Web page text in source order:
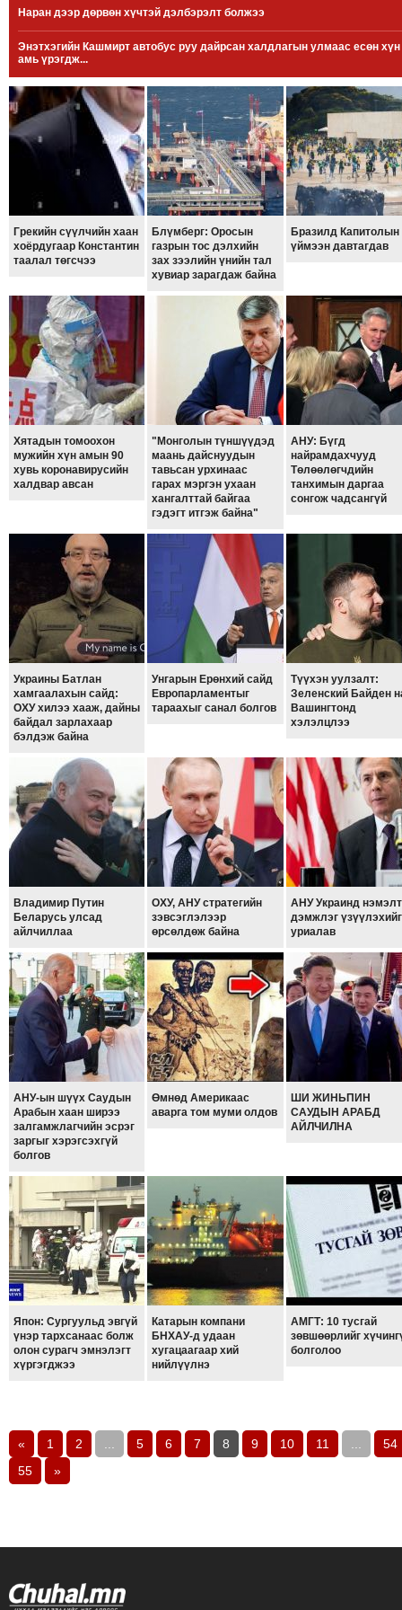
МЭДЭХҮЙ
ТЕХНОЛОГИ
ЭРДЭНЭТ
ҮЙЛДВЭРИЙН
ЭРГЭН
ТОЙРОНД
ЭРГЭН
ТОЙРОНД
"ОУВС"-
ЭРГЭН
ТОЙРОНД
"ЖИ
ТАЙМ"ЫН
ЭРГЭН
ТОЙРОНД
ГРАНАТ
ДЭЛБЭРСЭН
ОСЛЫН
ТОДОТГОЛЫН
ТОЙРОНД
ЕРӨНХИЙЛӨГЧИЙН
СОНГУУЛИЙН
ЭРГЭН
ТОЙРОНД
29
СУРГУУЛИЙН
ЭРГЭН
ТОЙРОНД
ЗӨРЧЛИЙН
ЭРГЭН
ТОЙРОНД
ЕРӨНХИЙЛӨГЧИЙН
СОНГУУЛЬ-2017
Наран дээр дөрвөн хүчтэй дэлбэрэлт болжээ
Энэтхэгийн Кашмирт автобус руу дайрсан халдлагын улмаас есөн хүн
амь үрэгдж...
Грекийн сүүлчийн хаан
хоёрдугаар Константин
таалал төгсчээ
Блүмберг: Оросын
газрын тос дэлхийн
зах зээлийн үнийн тал
хувиар зарагдаж байна
Бразилд Капитолын
үймээн давтагдав
Хятадын томоохон
мужийн хүн амын 90
хувь коронавирусийн
халдвар авсан
"Монголын түншүүдэд
маань дайснуудын
тавьсан урхинаас
гарах мэргэн ухаан
хангалттай байгаа
гэдэгт итгэж байна"
АНУ: Бүгд
найрамдахчууд
Төлөөлөгчдийн
танхимын даргаа
сонгож чадсангүй
Украины Батлан
хамгаалахын сайд:
ОХУ хилээ хааж, дайны
байдал зарлахаар
бэлдэж байна
Унгарын Ерөнхий сайд
Европарламентыг
тараахыг санал болгов
Түүхэн уулзалт:
Зеленский Байден
Вашингтонд
хэлэлцлээ
Владимир Путин
Беларусь улсад
айлчиллаа
ОХУ, АНУ стратегийн
зэвсэглэлээр
өрсөлдөж байна
АНУ Украинд нэмэлт
дэмжлэг үзүүлэхийг
уриалав
АНУ-ын шүүх Саудын
Арабын хаан ширээ
залгамжлагчийн эсрэг
заргыг хэрэгсэхгүй
болгов
Өмнөд Америкаас
аварга том муми олдов
ШИ ЖИНЬПИН
САУДЫН АРАБД
АЙЛЧИЛНА
Япон: Сургуульд эвгүй
үнэр тархсанаас болж
олон сурагч эмнэлэгт
хүргэгджээ
Катарын компани
БНХАУ-д удаан
хугацаагаар хий
нийлүүлнэ
АМГТ: 10 тусгай
зөвшөөрлийг
болголоо
« 1 2 ... 5 6 7 8 9 10 11 ...
54
55
»